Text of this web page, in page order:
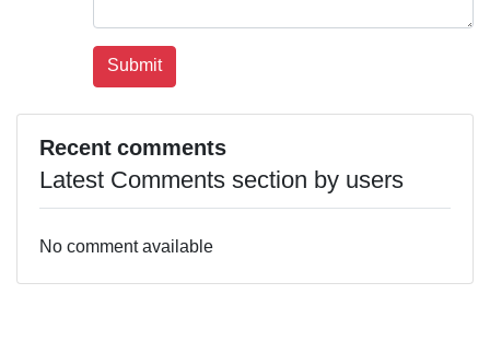
Recent comments
Latest Comments section by users
No comment available